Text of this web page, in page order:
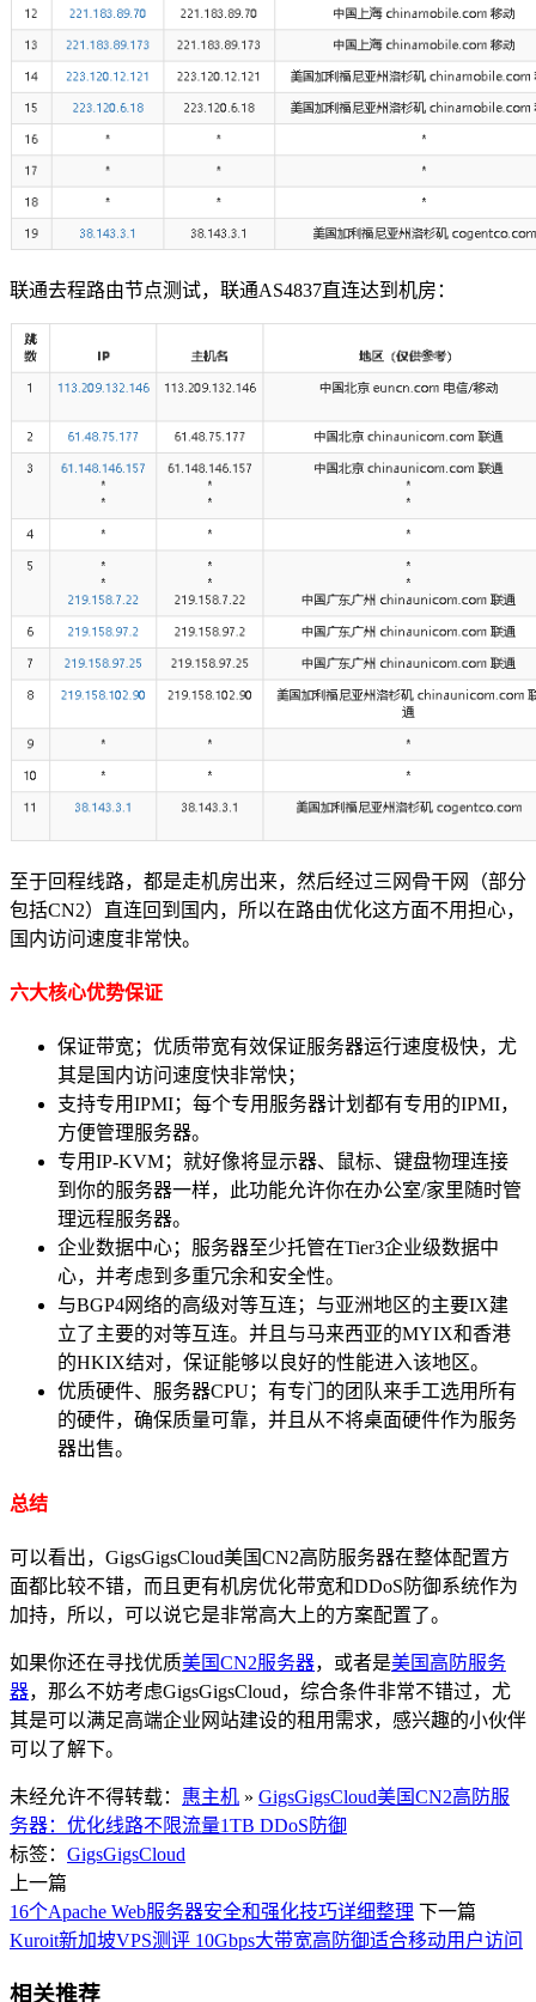
联通去程路由节点测试，联通AS4837直连达到机房：
至于回程线路，都是走机房出来，然后经过三网骨干网（部分
包括CN2）直连回到国内，所以在路由优化这方面不用担心，
国内访问速度非常快。
六大核心优势保证
保证带宽；优质带宽有效保证服务器运行速度极快，尤
其是国内访问速度快非常快；
支持专用IPMI；每个专用服务器计划都有专用的IPMI，
方便管理服务器。
专用IP-KVM；就好像将显示器、鼠标、键盘物理连接
到你的服务器一样，此功能允许你在办公室/家里随时管
理远程服务器。
企业数据中心；服务器至少托管在Tier3企业级数据中
心，并考虑到多重冗余和安全性。
与BGP4网络的高级对等互连；与亚洲地区的主要IX建
立了主要的对等互连。并且与马来西亚的MYIX和香港
的HKIX结对，保证能够以良好的性能进入该地区。
优质硬件、服务器CPU；有专门的团队来手工选用所有
的硬件，确保质量可靠，并且从不将桌面硬件作为服务
器出售。
总结
可以看出，GigsGigsCloud美国CN2高防服务器在整体配置方
面都比较不错，而且更有机房优化带宽和DDoS防御系统作为
加持，所以，可以说它是非常高大上的方案配置了。
如果你还在寻找优质美国CN2服务器，或者是美国高防服务
器，那么不妨考虑GigsGigsCloud，综合条件非常不错过，尤
其是可以满足高端企业网站建设的租用需求，感兴趣的小伙伴
可以了解下。
未经允许不得转载： 惠主机 » GigsGigsCloud美国CN2高防服
务器：优化线路不限流量1TB DDoS防御
标签： GigsGigsCloud
上一篇
16个Apache Web服务器安全和强化技巧详细整理 下一篇
Kuroit新加坡VPS测评 10Gbps大带宽高防御适合移动用户访问
相关推荐